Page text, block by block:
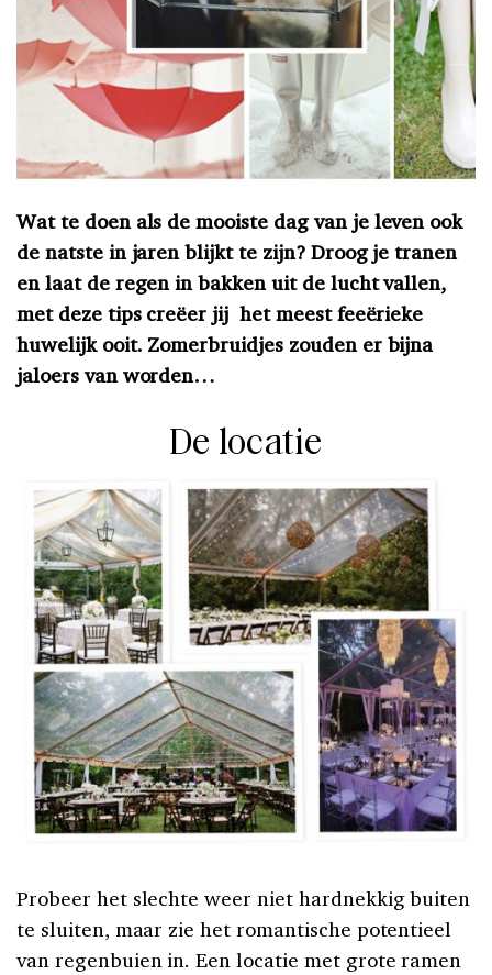
Wat te doen als de mooiste dag van je leven ook
de natste in jaren blijkt te zijn? Droog je tranen
en laat de regen in bakken uit de lucht vallen,
met deze tips creëer jij het meest feeërieke
huwelijk ooit. Zomerbruidjes zouden er bijna
jaloers van worden…
De locatie
Probeer het slechte weer niet hardnekkig buiten
te sluiten, maar zie het romantische potentieel
van regenbuien in. Een locatie met grote ramen